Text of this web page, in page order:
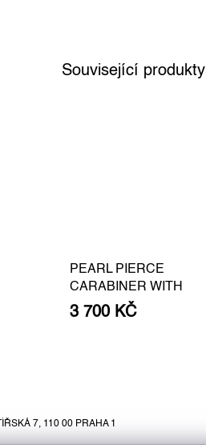
Související produkty
PEARL PIERCE
CARABINER WITH
BAROQUE PEARL S -
3 700 KČ
7, 110 00 PRAHA 1